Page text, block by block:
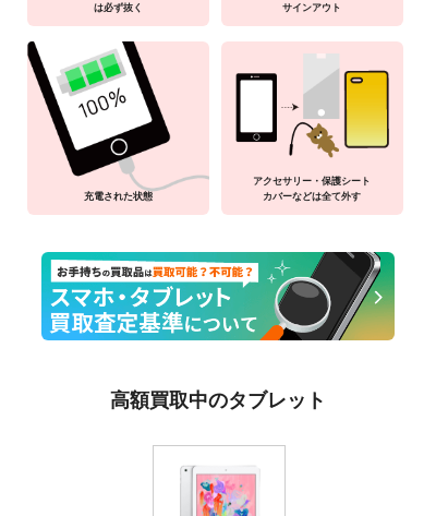
は必ず抜く
サインアウト
充電された状態
アクセサリー・保護シート
カバーなどは全て外す
高額買取中のタブレット